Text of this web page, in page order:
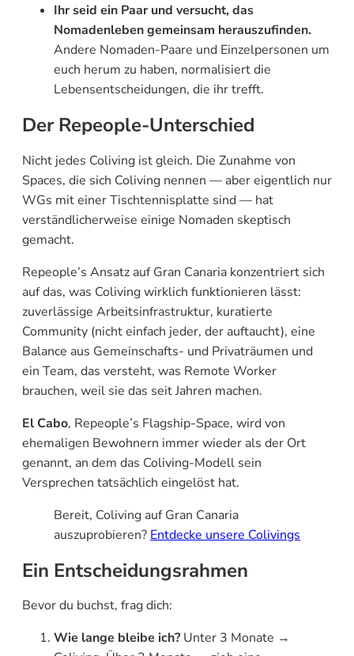
Ihr seid ein Paar und versucht, das
Nomadenleben gemeinsam herauszufinden.
Andere Nomaden-Paare und Einzelpersonen um
euch herum zu haben, normalisiert die
Lebensentscheidungen, die ihr trefft.
Der Repeople-Unterschied
Nicht jedes Coliving ist gleich. Die Zunahme von
Spaces, die sich Coliving nennen — aber eigentlich nur
WGs mit einer Tischtennisplatte sind — hat
verständlicherweise einige Nomaden skeptisch
gemacht.
Repeople’s Ansatz auf Gran Canaria konzentriert sich
auf das, was Coliving wirklich funktionieren lässt:
zuverlässige Arbeitsinfrastruktur, kuratierte
Community (nicht einfach jeder, der auftaucht), eine
Balance aus Gemeinschafts- und Privaträumen und
ein Team, das versteht, was Remote Worker
brauchen, weil sie das seit Jahren machen.
El Cabo, Repeople’s Flagship-Space, wird von
ehemaligen Bewohnern immer wieder als der Ort
genannt, an dem das Coliving-Modell sein
Versprechen tatsächlich eingelöst hat.
Bereit, Coliving auf Gran Canaria
auszuprobieren? Entdecke unsere Colivings
Ein Entscheidungsrahmen
Bevor du buchst, frag dich:
Wie lange bleibe ich? Unter 3 Monate →